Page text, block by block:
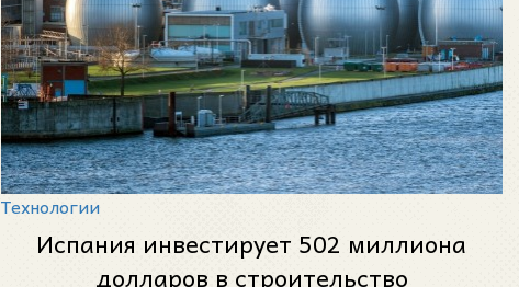
Технологии
Испания инвестирует 502 миллиона
долларов в строительство